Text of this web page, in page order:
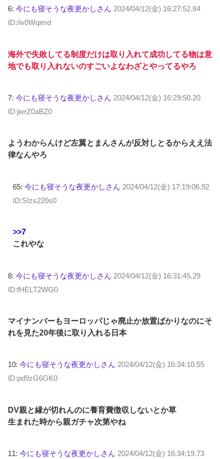
6: 今にも寝そうな夜更かしさん 2024/04/12(金) 16:27:52.84
ID:/iv0Wqimd
海外で失敗してる制度だけは取り入れて成功してる物は意
地でも取り入れないのすごいよなわざとやってるやろ
7: 今にも寝そうな夜更かしさん 2024/04/12(金) 16:29:50.20
ID:jwrZ0aBZ0
ようわからんけど左翼とまんさんが反対しとるからええ法
律なんやろ
65: 今にも寝そうな夜更かしさん 2024/04/12(金) 17:19:06.92
ID:SIzs220s0
>>7
これやな
8: 今にも寝そうな夜更かしさん 2024/04/12(金) 16:31:45.29
ID:fHELT2WG0
マイナンバーもヨーロッパじゃ廃止か放置ばかりなのにそ
れを見た20年後に取り入れる日本
10: 今にも寝そうな夜更かしさん 2024/04/12(金) 16:34:10.55
ID:pd9zG6GK0
DV親と縁が切れんのに養育費徴収しないとか草
生まれた時から親ガチャ次第やね
11: 今にも寝そうな夜更かしさん 2024/04/12(金) 16:34:19.73